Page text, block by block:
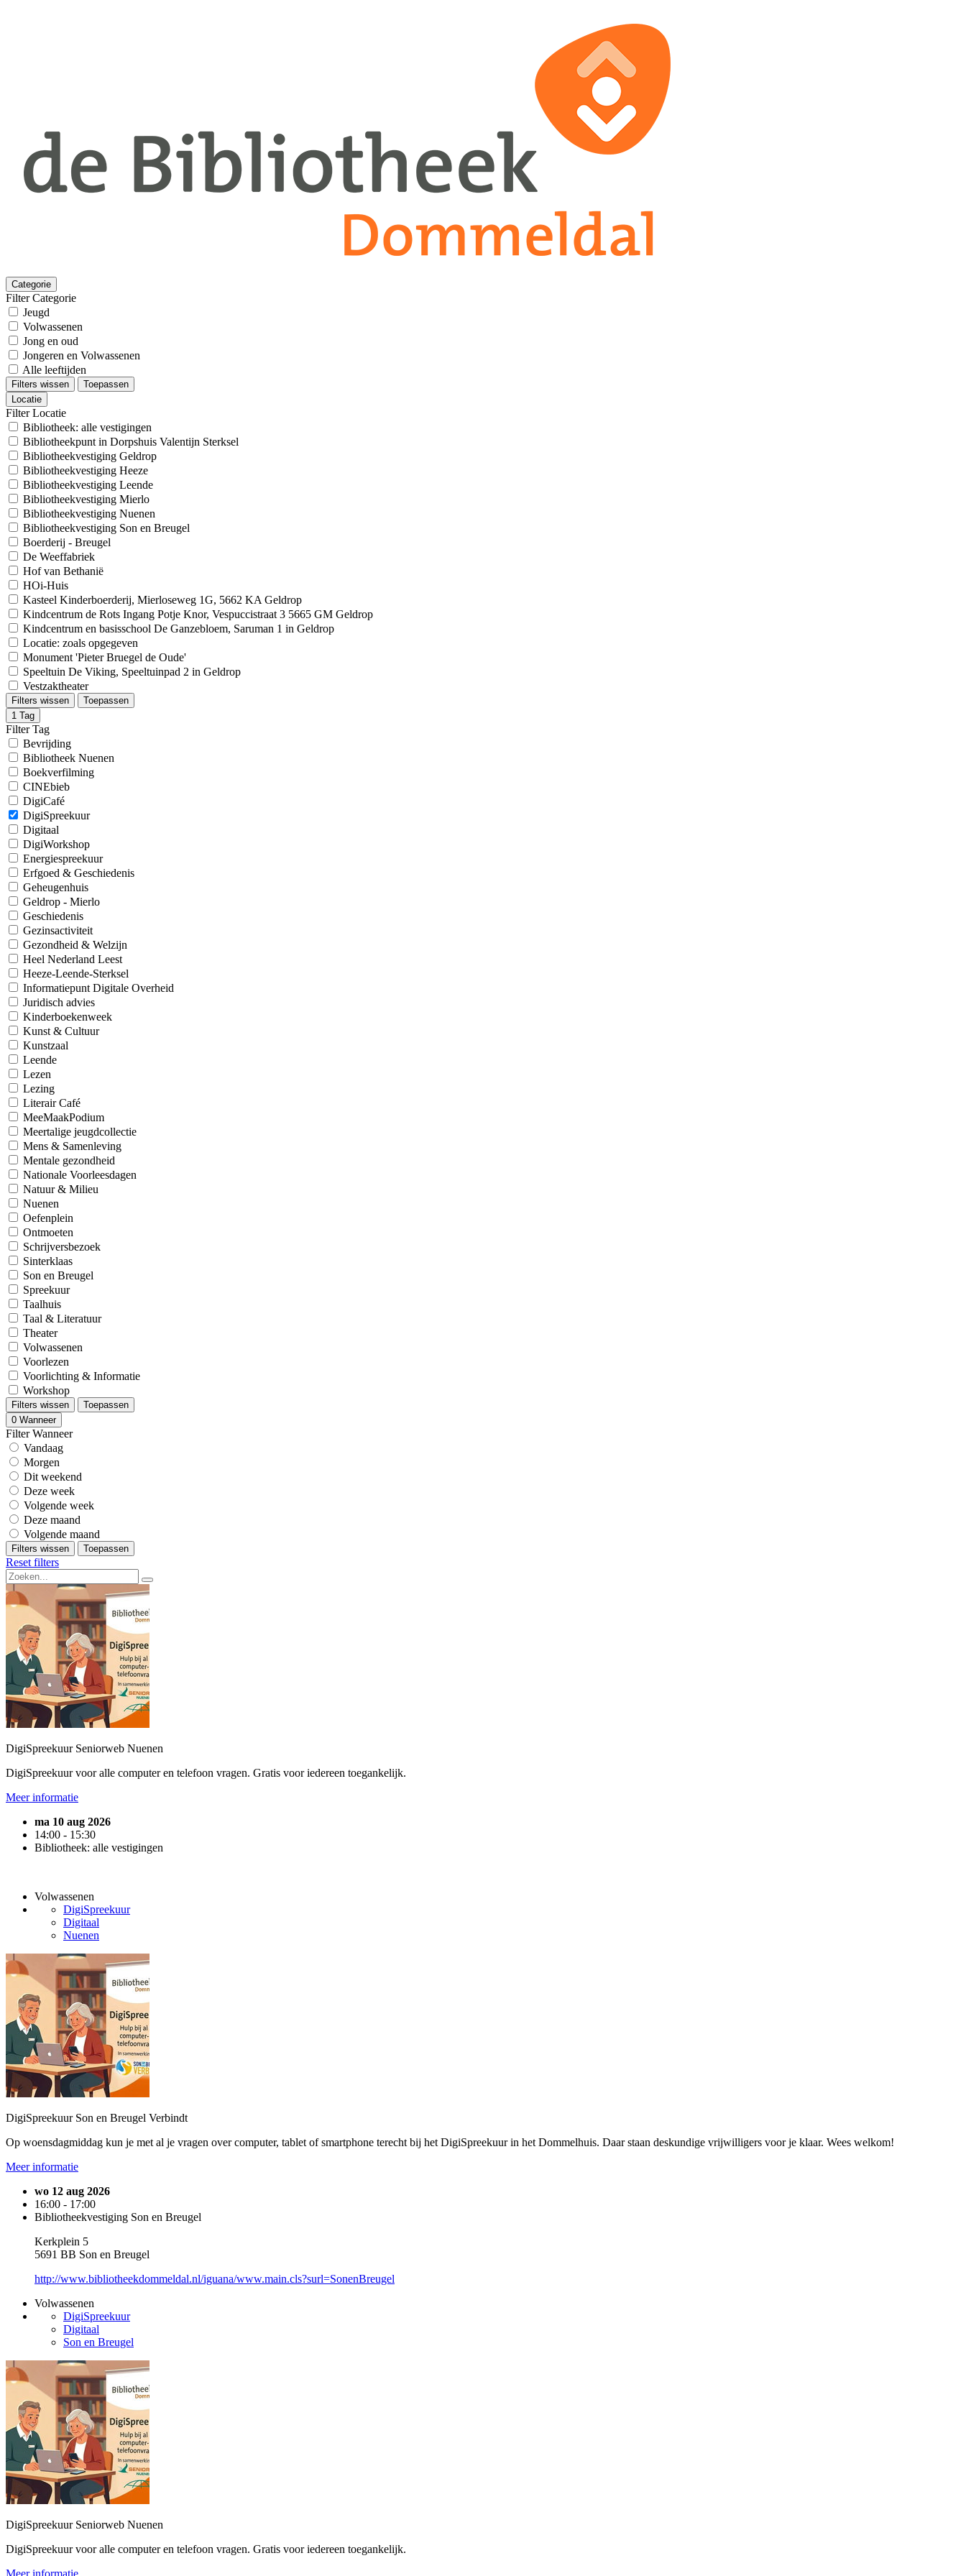
Categorie
Filter Categorie
Jeugd
Volwassenen
Jong en oud
Jongeren en Volwassenen
Alle leeftijden
Filters wissen
Toepassen
Locatie
Filter Locatie
Bibliotheek: alle vestigingen
Bibliotheekpunt in Dorpshuis Valentijn Sterksel
Bibliotheekvestiging Geldrop
Bibliotheekvestiging Heeze
Bibliotheekvestiging Leende
Bibliotheekvestiging Mierlo
Bibliotheekvestiging Nuenen
Bibliotheekvestiging Son en Breugel
Boerderij - Breugel
De Weeffabriek
Hof van Bethanië
HOi-Huis
Kasteel Kinderboerderij, Mierloseweg 1G, 5662 KA Geldrop
Kindcentrum de Rots Ingang Potje Knor, Vespuccistraat 3 5665 GM Geldrop
Kindcentrum en basisschool De Ganzebloem, Saruman 1 in Geldrop
Locatie: zoals opgegeven
Monument 'Pieter Bruegel de Oude'
Speeltuin De Viking, Speeltuinpad 2 in Geldrop
Vestzaktheater
Filters wissen
Toepassen
1 Tag
Filter Tag
Bevrijding
Bibliotheek Nuenen
Boekverfilming
CINEbieb
DigiCafé
DigiSpreekuur
Digitaal
DigiWorkshop
Energiespreekuur
Erfgoed & Geschiedenis
Geheugenhuis
Geldrop - Mierlo
Geschiedenis
Gezinsactiviteit
Gezondheid & Welzijn
Heel Nederland Leest
Heeze-Leende-Sterksel
Informatiepunt Digitale Overheid
Juridisch advies
Kinderboekenweek
Kunst & Cultuur
Kunstzaal
Leende
Lezen
Lezing
Literair Café
MeeMaakPodium
Meertalige jeugdcollectie
Mens & Samenleving
Mentale gezondheid
Nationale Voorleesdagen
Natuur & Milieu
Nuenen
Oefenplein
Ontmoeten
Schrijversbezoek
Sinterklaas
Son en Breugel
Spreekuur
Taalhuis
Taal & Literatuur
Theater
Volwassenen
Voorlezen
Voorlichting & Informatie
Workshop
Filters wissen
Toepassen
0 Wanneer
Filter Wanneer
Vandaag
Morgen
Dit weekend
Deze week
Volgende week
Deze maand
Volgende maand
Filters wissen Toepassen
Reset filters
DigiSpreekuur Seniorweb Nuenen
DigiSpreekuur voor alle computer en telefoon vragen. Gratis voor iedereen toegankelijk.
Meer informatie
ma 10 aug 2026
14:00 - 15:30
Bibliotheek: alle vestigingen
Volwassenen
DigiSpreekuur
Digitaal
Nuenen
DigiSpreekuur Son en Breugel Verbindt
Op woensdagmiddag kun je met al je vragen over computer, tablet of smartphone terecht bij het DigiSpreekuur in het Dommelhuis. Daar staan deskundige vrijwilligers voor je klaar. Wees welkom!
Meer informatie
wo 12 aug 2026
16:00 - 17:00
Bibliotheekvestiging Son en Breugel
Kerkplein 5
5691 BB Son en Breugel
http://www.bibliotheekdommeldal.nl/iguana/www.main.cls?surl=SonenBreugel
Volwassenen
DigiSpreekuur
Digitaal
Son en Breugel
DigiSpreekuur Seniorweb Nuenen
DigiSpreekuur voor alle computer en telefoon vragen. Gratis voor iedereen toegankelijk.
Meer informatie